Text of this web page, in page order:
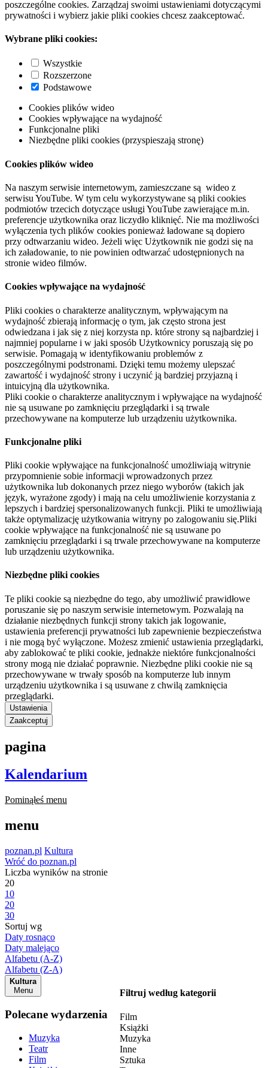
poszczególne cookies. Zarządzaj swoimi ustawieniami dotyczącymi
prywatności i wybierz jakie pliki cookies chcesz zaakceptować.
Wybrane pliki cookies:
Wszystkie
Rozszerzone
Podstawowe
Cookies plików wideo
Cookies wpływające na wydajność
Funkcjonalne pliki
Niezbędne pliki cookies (przyspieszają stronę)
Cookies plików wideo
Na naszym serwisie internetowym, zamieszczane są wideo z
serwisu YouTube. W tym celu wykorzystywane są pliki cookies
podmiotów trzecich dotyczące usługi YouTube zawierające m.in.
preferencje użytkownika oraz liczydło kliknięć. Nie ma możliwości
wyłączenia tych plików cookies ponieważ ładowane są dopiero
przy odtwarzaniu wideo. Jeżeli więc Użytkownik nie godzi się na
ich załadowanie, to nie powinien odtwarzać udostępnionych na
stronie wideo filmów.
Cookies wpływające na wydajność
Pliki cookies o charakterze analitycznym, wpływającym na
wydajność zbierają informację o tym, jak często strona jest
odwiedzana i jak się z niej korzysta np. które strony są najbardziej i
najmniej popularne i w jaki sposób Użytkownicy poruszają się po
serwisie. Pomagają w identyfikowaniu problemów z
poszczególnymi podstronami. Dzięki temu możemy ulepszać
zawartość i wydajność strony i uczynić ją bardziej przyjazną i
intuicyjną dla użytkownika.
Pliki cookie o charakterze analitycznym i wpływające na wydajność
nie są usuwane po zamknięciu przeglądarki i są trwale
przechowywane na komputerze lub urządzeniu użytkownika.
Funkcjonalne pliki
Pliki cookie wpływające na funkcjonalność umożliwiają witrynie
przypomnienie sobie informacji wprowadzonych przez
użytkownika lub dokonanych przez niego wyborów (takich jak
język, wyrażone zgody) i mają na celu umożliwienie korzystania z
lepszych i bardziej spersonalizowanych funkcji. Pliki te umożliwiają
także optymalizację użytkowania witryny po zalogowaniu się.Pliki
cookie wpływające na funkcjonalność nie są usuwane po
zamknięciu przeglądarki i są trwale przechowywane na komputerze
lub urządzeniu użytkownika.
Niezbędne pliki cookies
Te pliki cookie są niezbędne do tego, aby umożliwić prawidłowe
poruszanie się po naszym serwisie internetowym. Pozwalają na
działanie niezbędnych funkcji strony takich jak logowanie,
ustawienia preferencji prywatności lub zapewnienie bezpieczeństwa
i nie mogą być wyłączone. Możesz zmienić ustawienia przeglądarki,
aby zablokować te pliki cookie, jednakże niektóre funkcjonalności
strony mogą nie działać poprawnie. Niezbędne pliki cookie nie są
przechowywane w trwały sposób na komputerze lub innym
urządzeniu użytkownika i są usuwane z chwilą zamknięcia
przeglądarki.
Ustawienia
Zaakceptuj
pagina
Kalendarium
Pominąłeś menu
menu
poznan.pl Kultura
Wróć do poznan.pl
Liczba wyników na stronie
20
10
20
30
Sortuj wg
Daty rosnąco
Daty malejąco
Alfabetu (A-Z)
Alfabetu (Z-A)
Kultura
Menu
Polecane wydarzenia
Muzyka
Teatr
Film
Filtruj według kategorii
Film
Książki
Muzyka
Inne
Sztuka